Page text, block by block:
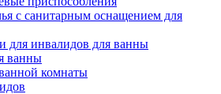
с санитарным оснащением для
для инвалидов для ванны
ванны
комнаты